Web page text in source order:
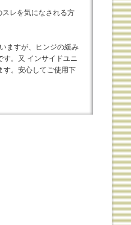
レを気になされる方
ますが、ヒンジの緩み
す。又 インサイドユニ
す。安心してご使用下